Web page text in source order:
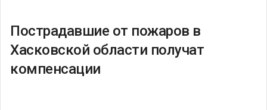
Пострадавшие от пожаров в
Хасковской области получат
компенсации